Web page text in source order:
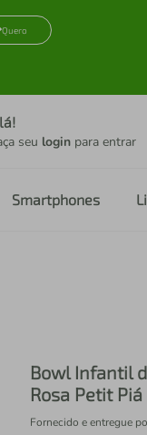
Quero
seu login para entrar
Smartphones
Bowl Infantil
Rosa Petit Piá
Fornecido e entregue